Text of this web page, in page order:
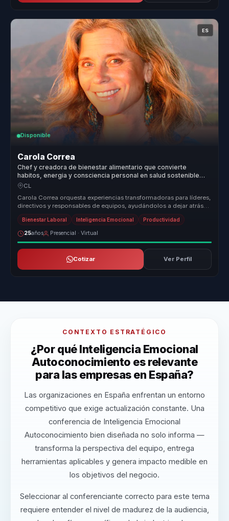
ES
Disponible
Carola Correa
Chef y creadora de bienestar alimentario que convierte
habitos, energia y consciencia personal en salud sostenible
para equipos.
CL
Carola Correa orquesta experiencias transformadoras para líderes,
directivos y responsables de equipos, ayudándolos a dejar atrás
equipos...
Bienestar Laboral Inteligencia Emocional Productividad
25años Presencial · Virtual
Cotizar Ver Perfil
CONTEXTO ESTRATÉGICO
¿Por qué Inteligencia Emocional
Autoconocimiento es relevante
para las empresas en España?
Las organizaciones en España enfrentan un entorno
competitivo que exige actualización constante. Una
conferencia de Inteligencia Emocional
Autoconocimiento bien diseñada no solo informa —
transforma la perspectiva del equipo, entrega
herramientas aplicables y genera impacto medible en
los objetivos del negocio.
Seleccionar al conferenciante correcto para este tema
requiere entender el nivel de madurez de la audiencia,